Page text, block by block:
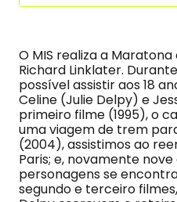
O MIS realiza a
Richard Linklater.
possível assistir aos 18
Celine (Julie Delpy) e
primeiro filme (1995), o
uma viagem de trem
(2004), assistimos ao
Paris; e, novamente nove
personagens se
segundo e terceiro